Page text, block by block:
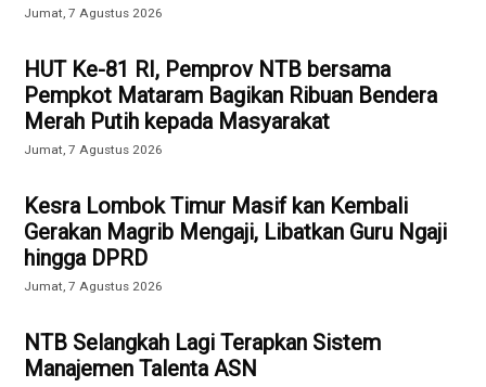
Jumat, 7 Agustus 2026
HUT Ke-81 RI, Pemprov NTB bersama
Pempkot Mataram Bagikan Ribuan Bendera
Merah Putih kepada Masyarakat
Jumat, 7 Agustus 2026
Kesra Lombok Timur Masif kan Kembali
Gerakan Magrib Mengaji, Libatkan Guru Ngaji
hingga DPRD
Jumat, 7 Agustus 2026
NTB Selangkah Lagi Terapkan Sistem
Manajemen Talenta ASN